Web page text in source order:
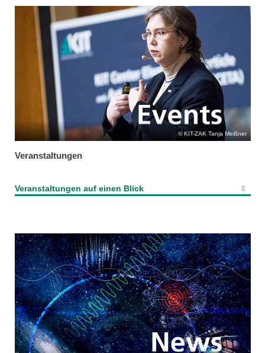
KIT-ZAK Tanja Meißner
Veranstaltungen
Veranstaltungen auf einen Blick